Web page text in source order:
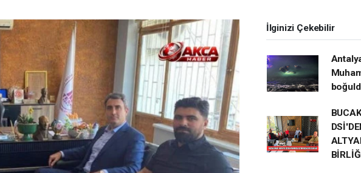
İlginizi Çekebilir